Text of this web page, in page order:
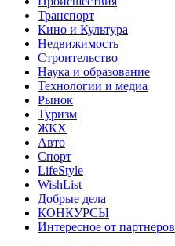
Транспорт
Кино и Культура
Недвижимость
Строительство
Наука и образование
Технологии и медиа
Рынок
Туризм
ЖКХ
Авто
Спорт
LifeStyle
WishList
Добрые дела
КОНКУРСЫ
Интересное от партнеров